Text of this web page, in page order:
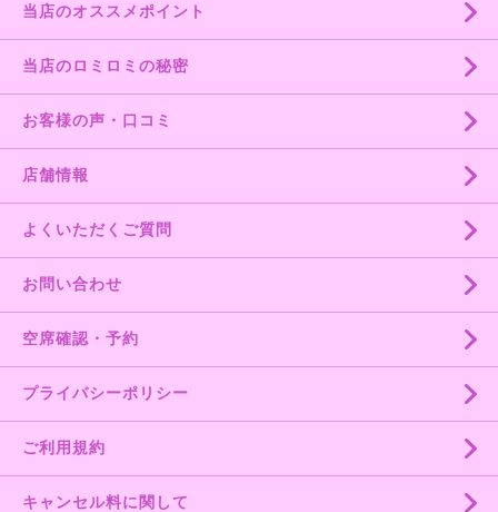
当店のオススメポイント
当店のロミロミの秘密
お客様の声・口コミ
店舗情報
よくいただくご質問
お問い合わせ
空席確認・予約
プライバシーポリシー
ご利用規約
キャンセル料に関して